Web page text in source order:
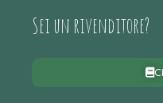
Sei un rivenditore?